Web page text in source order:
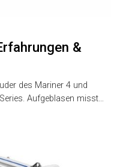
&
des Mariner 4 und
Aufgeblasen misst…